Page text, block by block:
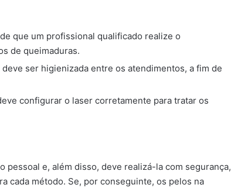
que um profissional qualificado realize o
de queimaduras.
ser higienizada entre os atendimentos, a fim de
configurar o laser corretamente para tratar os
pessoal e, além disso, deve realizá-la com segurança,
cada método. Se, por conseguinte, os pelos na